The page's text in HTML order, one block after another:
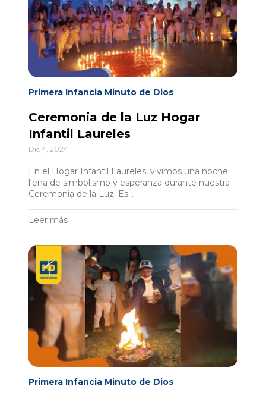
Primera Infancia Minuto de Dios
Ceremonia de la Luz Hogar
Infantil Laureles
Dic 4, 2024
En el Hogar Infantil Laureles, vivimos una noche
llena de simbolismo y esperanza durante nuestra
Ceremonia de la Luz. Es...
Leer más
Primera Infancia Minuto de Dios